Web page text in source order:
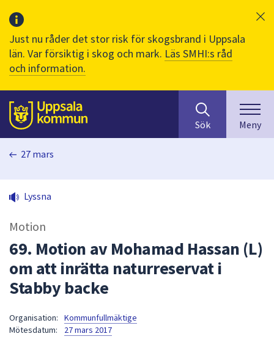
Just nu råder det stor risk för skogsbrand i Uppsala
län. Var försiktig i skog och mark. Läs SMHI:s råd
och information.
Till sidans
huvudinnehåll
efter
innehåll
på
sökfältet
kommer
sökförslag
Sök Meny
27 mars
Lyssna
Motion
69. Motion av Mohamad Hassan (L)
om att inrätta naturreservat i
Stabby backe
Organisation:
Kommunfullmäktige
Mötesdatum:
27 mars 2017